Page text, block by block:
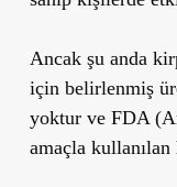
Ancak şu anda
için belirlenmiş
yokturve FDA
amaçla kullanılan